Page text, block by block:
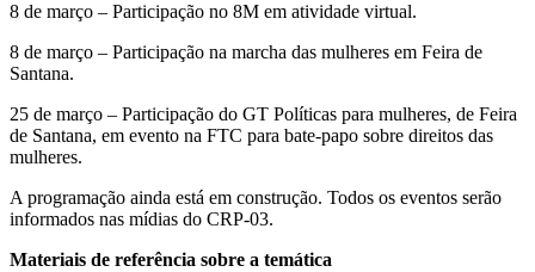
8 de março – Participação no 8M em atividade virtual.
8 de março – Participação na marcha das mulheres em Feira de
Santana.
25 de março – Participação do GT Políticas para mulheres, de Feira
de Santana, em evento na FTC para bate-papo sobre direitos das
mulheres.
A programação ainda está em construção. Todos os eventos serão
informados nas mídias do CRP-03.
Materiais de referência sobre a temática